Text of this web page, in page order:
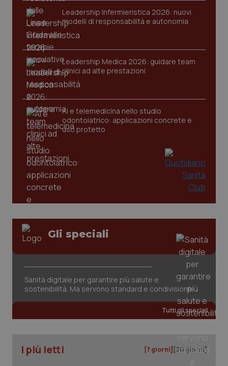
Leadership Infermieristica 2026: nuovi
modelli di responsabilità e autonomia
Leadership Medica 2026: guidare team
clinici ad alte prestazioni
AI e telemedicina nello studio
odontoiatrico: applicazioni concrete e
uso protetto
Gli speciali
Sanità digitale per garantire più salute e
sostenibilità. Ma servono standard e condivisione
Tutti gli speciali
I più letti [7 giorni] [30 giorni]
.youtube.com
CookieScriptConsent
www.quotidianosanita.it
www.quotidianosanita.it
2